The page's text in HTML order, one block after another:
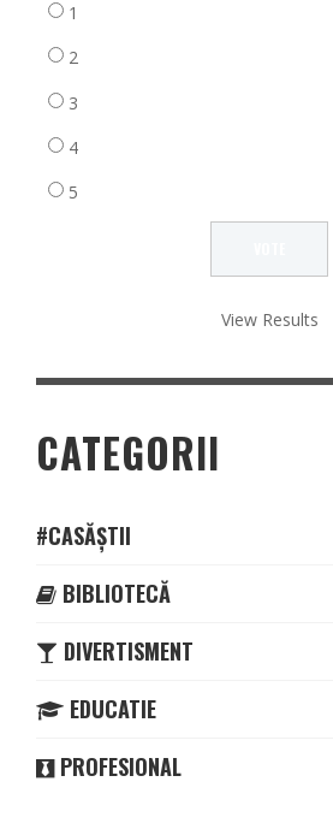
1
2
3
4
5
View Results
CATEGORII
#CASĂȘTII
BIBLIOTECĂ
DIVERTISMENT
EDUCATIE
PROFESIONAL